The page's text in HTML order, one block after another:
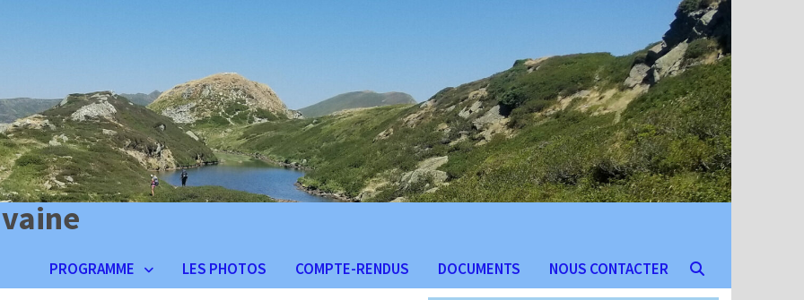
PROGRAMME LES PHOTOS COMPTE-RENDUS DOCUMENTS NOUS CONTACTER